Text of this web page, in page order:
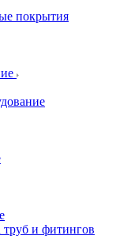
покрытия
и фитингов